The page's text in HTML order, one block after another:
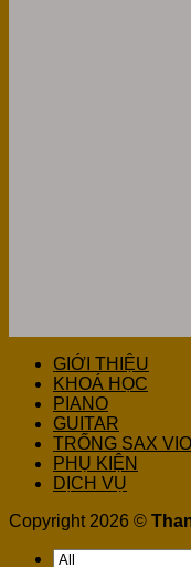
GIỚI THIỆU
KHOÁ HỌC
PIANO
GUITAR
TRỐNG SAX
PHỤ KIỆN
DỊCH VỤ
Copyright 2026 ©